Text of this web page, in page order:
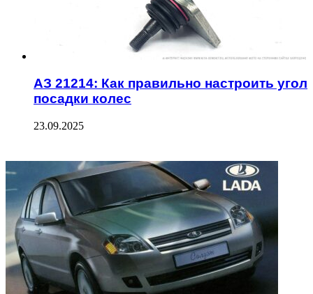
АЗ 21214: Как правильно настроить угол
посадки колес
23.09.2025